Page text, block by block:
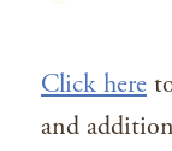
Click here
and